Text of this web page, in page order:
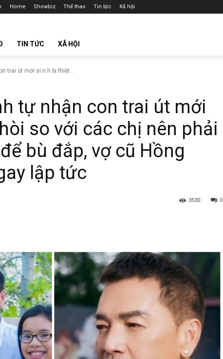
Home Showbiz Thể thao Tin tức Xã hội
TIN TỨC XÃ HỘI
trai út mới si:n:h bị thiệt...
tự nhận con trai út mới
so với các chị nên phải
bù đắp, vợ cũ Hồng
lập tức
0
3530